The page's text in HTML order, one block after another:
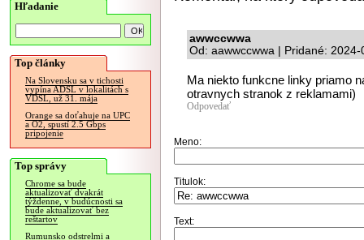
Hľadanie
Top články
Na Slovensku sa v tichosti
vypína ADSL v lokalitách s
VDSL, už 31. mája
Orange sa doťahuje na UPC
a O2, spustí 2.5 Gbps
pripojenie
Top správy
Chrome sa bude
aktualizovať dvakrát
týždenne, v budúcnosti sa
bude aktualizovať bez
reštartov
Rumunsko odstrelmi a
awwccwwa
Od: aawwccwwa | Pridané:
Ma niekto funkcne linky priamo
otravnych stranok z reklamami)
Odpovedať
Meno:
Titulok:
Text: